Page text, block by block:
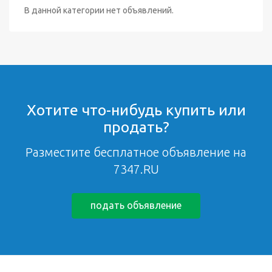
В данной категории нет объявлений.
Хотите что-нибудь купить или
продать?
Разместите бесплатное объявление на
7347.RU
подать объявление